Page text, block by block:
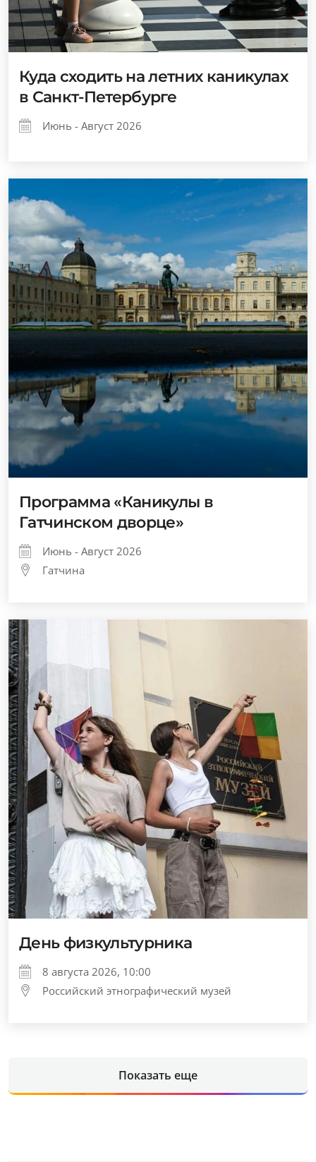
Куда сходить на летних каникулах
в Санкт-Петербурге
Июнь - Август 2026
Программа «Каникулы в
Гатчинском дворце»
Июнь - Август 2026
Гатчина
День физкультурника
8 августа 2026, 10:00
Российский этнографический музей
Показать еще